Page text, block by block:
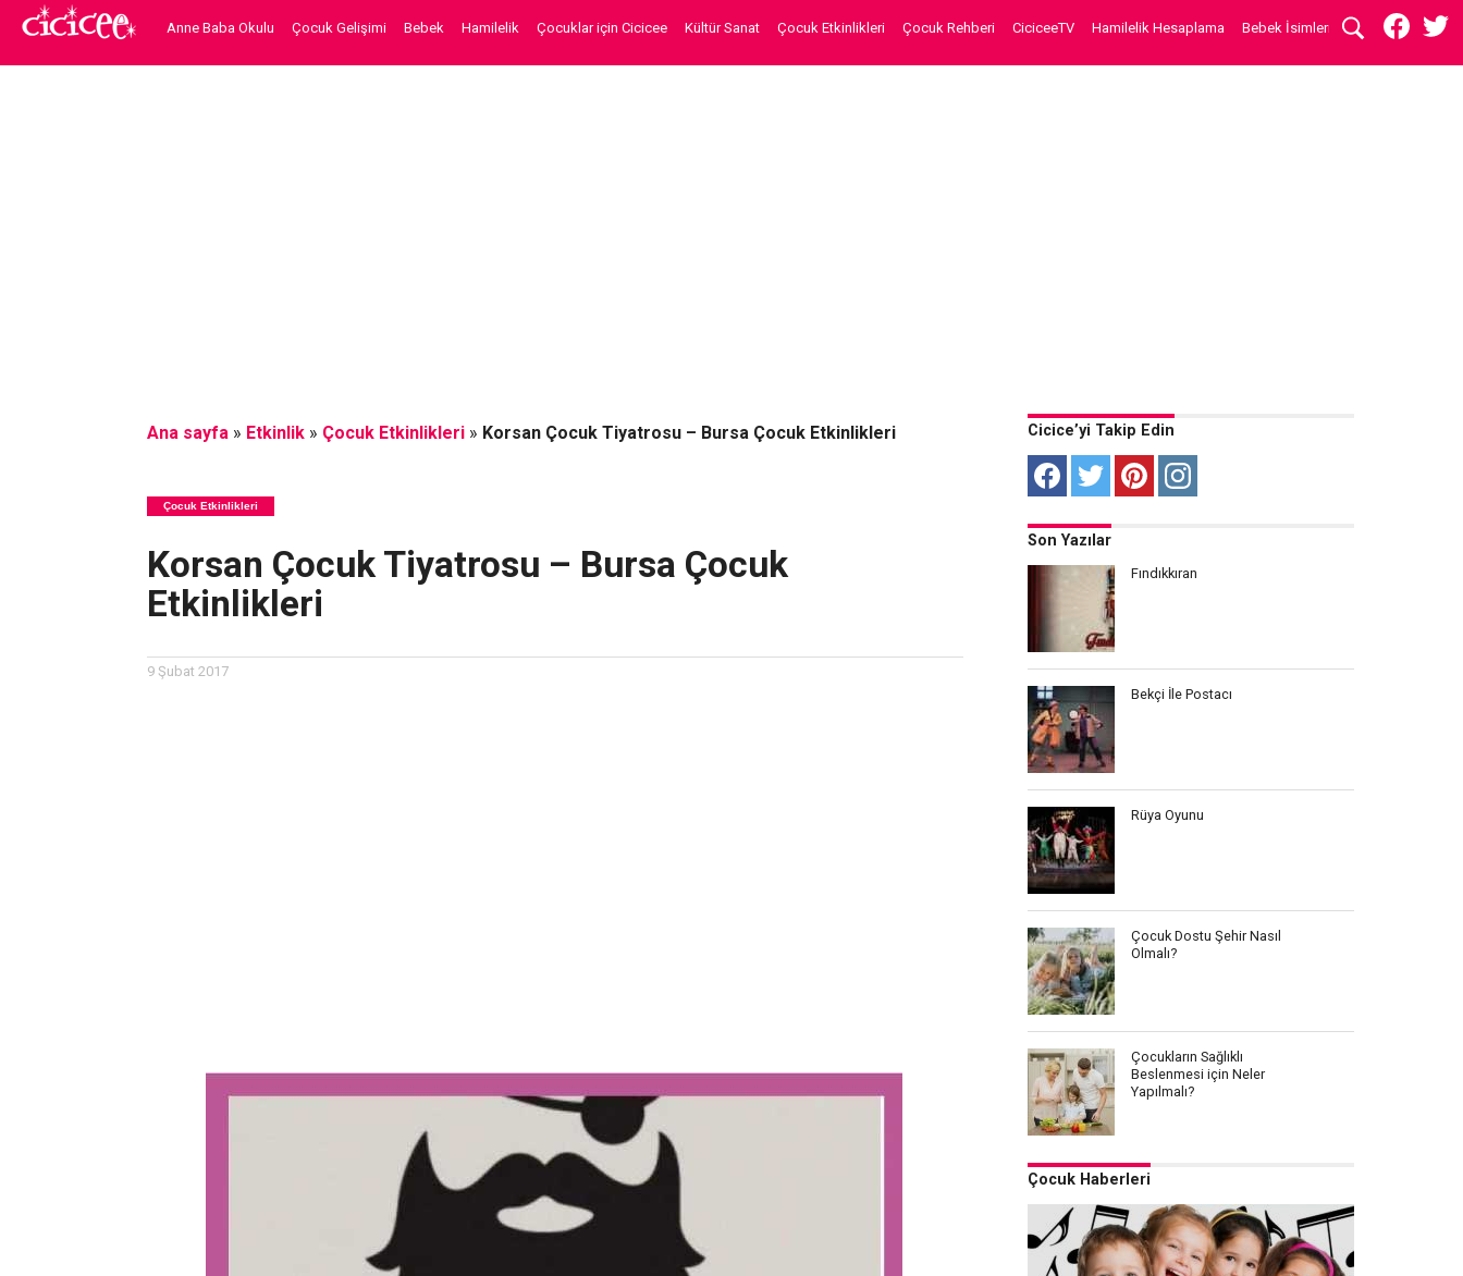
Anne Baba Okulu Çocuk Gelişimi Bebek Hamilelik Çocuklar için Cicicee Kültür Sanat Çocuk Etkinlikleri Çocuk Rehberi CiciceeTV Hamilelik Hesaplama Bebek İsimleri
Ana sayfa» Etkinlik» Çocuk Etkinlikleri» Korsan Çocuk Tiyatrosu – Bursa Çocuk Etkinlikleri
Çocuk Etkinlikleri
Korsan Çocuk Tiyatrosu – Bursa Çocuk
Etkinlikleri
9 Şubat 2017
Cicice’yi Takip Edin
Son Yazılar
Fındıkkıran
Bekçi İle Postacı
Rüya Oyunu
Çocuk Dostu Şehir Nasıl
Olmalı?
Çocukların Sağlıklı
Beslenmesi için Neler
Yapılmalı?
Çocuk Haberleri